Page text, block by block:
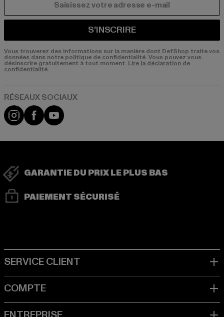
S'INSCRIRE
Vous trouverez des informations sur la manière dont DefShop traite vos
données dans notre politique de confidentialité. Vous pouvez vous
désinscrire gratuitement à tout moment. Lire la déclaration de
confidentialité.
Visit our Instagram page:
Visit our Facebook page:
Visit our YouTube channel:
GARANTIE DU PRIX LE PLUS BAS
PAIEMENT SÉCURISÉ